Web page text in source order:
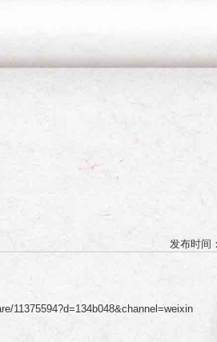
发布时间
11375594?d=134b048&channel=weixin